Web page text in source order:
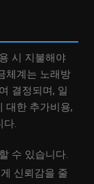
시 지불해야
체계는 노래방
결정되며, 일
대한 추가비용,
다.
수 있습니다.
신뢰감을 줄